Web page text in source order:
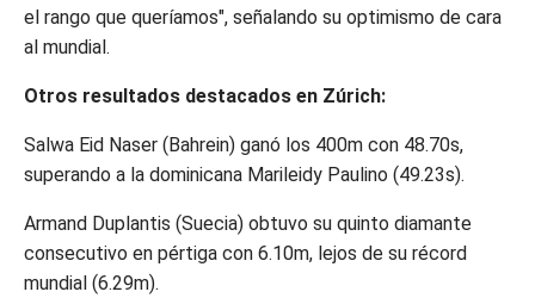
el rango que queríamos", señalando su optimismo de cara
al mundial.
Otros resultados destacados en Zúrich:
Salwa Eid Naser (Bahrein) ganó los 400m con 48.70s,
superando a la dominicana Marileidy Paulino (49.23s).
Armand Duplantis (Suecia) obtuvo su quinto diamante
consecutivo en pértiga con 6.10m, lejos de su récord
mundial (6.29m).